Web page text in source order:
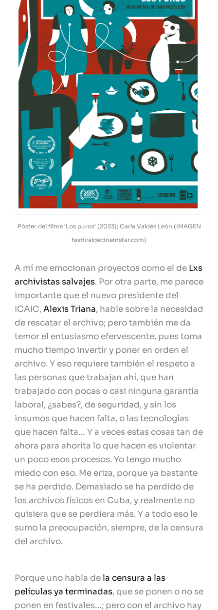
A mí me emocionan proyectos como el de Lxs
archivistas salvajes. Por otra parte, me parece
importante que el nuevo presidente del
ICAIC, Alexis Triana, hable sobre la necesidad
de rescatar el archivo; pero también me da
temor el entusiasmo efervescente, pues toma
mucho tiempo invertir y poner en orden el
archivo. Y eso requiere también el respeto a
las personas que trabajan ahí, que han
trabajado con pocas o casi ninguna garantía
laboral, ¿sabes?, de seguridad, y sin los
insumos que hacen falta, o las tecnologías
que hacen falta… Y a veces estas cosas tan de
ahora para ahorita lo que hacen es violentar
un poco esos procesos. Yo tengo mucho
miedo con eso. Me eriza, porque ya bastante
se ha perdido. Demasiado se ha perdido de
los archivos físicos en Cuba, y realmente no
quisiera que se perdiera más. Y a todo eso le
sumo la preocupación, siempre, de la censura
del archivo.
Póster del filme ‘Los puros’ (2023); Carla Valdés León (IMAGEN
festivaldecineinstar.com)
Porque uno habla dela censura a las
películas ya terminadas, que se ponen o no se
ponen en festivales…; pero con el archivo hay